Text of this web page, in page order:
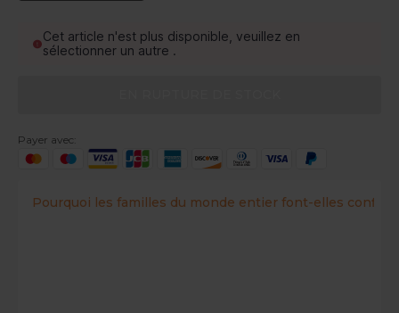
Cet article n'est plus disponible, veuillez en
sélectionner un autre .
Payer avec:
Pourquoi les familles du monde entier font-elles